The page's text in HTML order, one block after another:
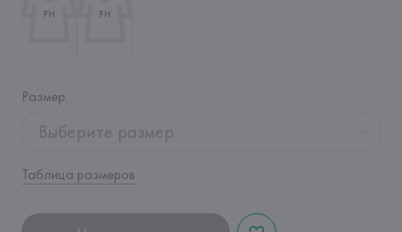
Размер:
Выберите размер
Таблица размеров